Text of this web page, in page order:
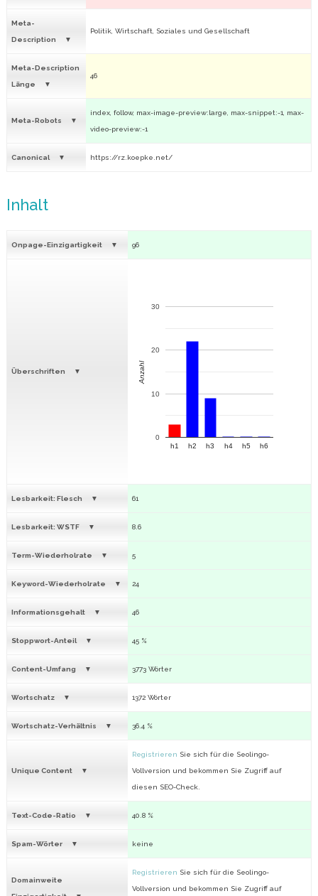
Meta-
Description
Politik, Wirtschaft, Soziales und Gesellschaft
Meta-Description
Länge
46
Meta-Robots
index, follow, max-image-preview:large, max-snippet:-1, max-
video-preview:-1
Canonical https://rz.koepke.net/
Inhalt
Onpage-Einzigartigkeit 96
Überschriften
h1 h2 h3 h4 h5 h6
0
10
20
30
Anzahl
Lesbarkeit: Flesch 61
Lesbarkeit: WSTF 8.6
Term-Wiederholrate 5
Keyword-Wiederholrate 24
Informationsgehalt 46
Stoppwort-Anteil 45 %
Content-Umfang 3773 Wörter
Wortschatz 1372 Wörter
Wortschatz-Verhältnis 36.4 %
Unique Content
Registrieren Sie sich für die Seolingo-
Vollversion und bekommen Sie Zugriff auf
diesen SEO-Check.
Text-Code-Ratio 40.8 %
Spam-Wörter keine
Domainweite
Registrieren Sie sich für die Seolingo-
Vollversion und bekommen Sie Zugriff auf